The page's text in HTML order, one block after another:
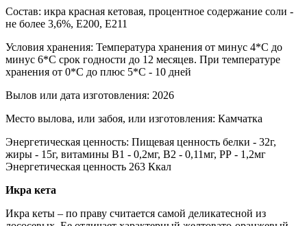
Состав: икра красная кетовая, процентное содержание соли -
не более 3,6%, Е200, Е211
Условия хранения: Температура хранения от минус 4*С до
минус 6*С срок годности до 12 месяцев. При температуре
хранения от 0*С до плюс 5*С - 10 дней
Вылов или дата изготовления: 2026
Место вылова, или забоя, или изготовления: Камчатка
Энергетическая ценность: Пищевая ценность белки - 32г,
жиры - 15г, витамины В1 - 0,2мг, В2 - 0,11мг, РР - 1,2мг
Энергетическая ценность 263 Ккал
Икра кета
Икра кеты – по праву считается самой деликатесной из